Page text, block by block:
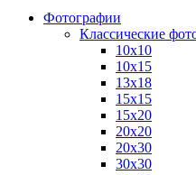
Фотографии
Классические
10х10
10х15
13х18
15х15
15х20
20х20
20х30
30х30